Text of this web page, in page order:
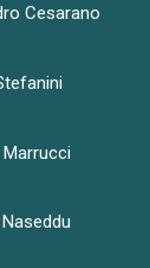
Cesarano